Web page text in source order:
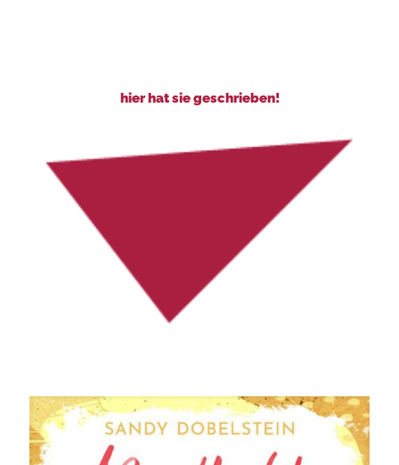
hier hat sie geschrieben!